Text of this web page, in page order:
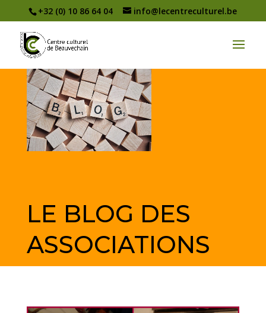
+32 (0) 10 86 64 04 info@lecentreculturel.be
LE BLOG DES
ASSOCIATIONS